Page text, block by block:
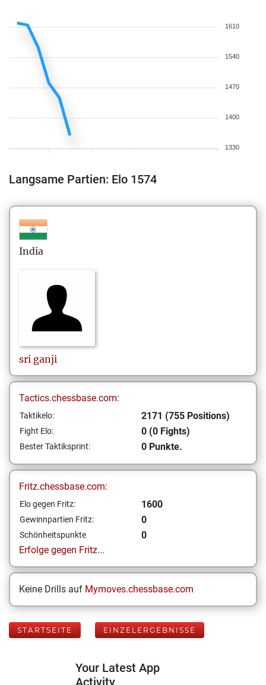
1610
1540
1470
1400
1330
Langsame Partien: Elo 1574
India
sri ganji
Tactics.chessbase.com:
Taktikelo: 2171 (755 Positions)
Fight Elo: 0 (0 Fights)
Bester Taktiksprint: 0 Punkte.
Fritz.chessbase.com:
Elo gegen Fritz: 1600
Gewinnpartien Fritz: 0
Schönheitspunkte
0
Erfolge gegen Fritz...
Keine Drills auf Mymoves.chessbase.com
STARTSEITE EINZELERGEBNISSE
Your Latest App
Activity